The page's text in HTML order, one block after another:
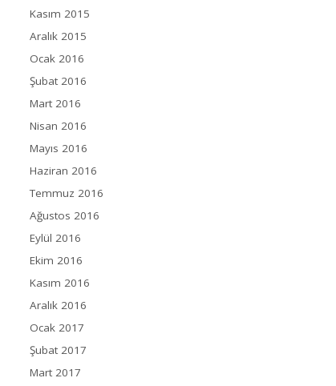
Kasım 2015
Aralık 2015
Ocak 2016
Şubat 2016
Mart 2016
Nisan 2016
Mayıs 2016
Haziran 2016
Temmuz 2016
Ağustos 2016
Eylül 2016
Ekim 2016
Kasım 2016
Aralık 2016
Ocak 2017
Şubat 2017
Mart 2017